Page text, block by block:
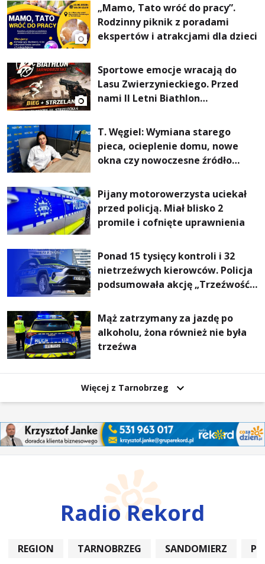
„Mamo, Tato wróć do pracy”.
Rodzinny piknik z poradami
ekspertów i atrakcjami dla dzieci
Sportowe emocje wracają do
Lasu Zwierzynieckiego. Przed
nami II Letni Biathlon
T. Węgiel: Wymiana starego
pieca, ocieplenie domu, nowe
okna czy nowoczesne źródło
rachunki za energię, lepszy
komfort życia i... czystsze
powietrze
Pijany motorowerzysta uciekał
przed policją. Miał blisko 2
promile i cofnięte uprawnienia
Ponad 15 tysięcy kontroli i 32
nietrzeźwych kierowców. Policja
podsumowała akcję „Trzeźwość”
Mąż zatrzymany za jazdę po
alkoholu, żona również nie była
trzeźwa
Więcej z Tarnobrzeg
Radio Rekord
REGION TARNOBRZEG SANDOMIERZ